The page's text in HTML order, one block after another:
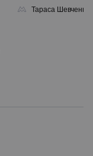
Тараса Шевченка